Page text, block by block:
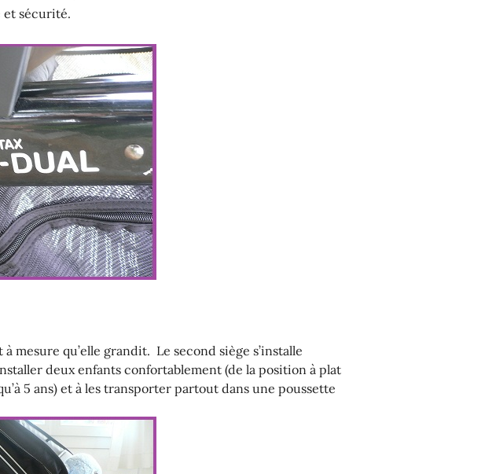
et sécurité.
mesure qu’elle grandit. Le second siège s’installe
deux enfants confortablement (de la position à plat
5 ans) et à les transporter partout dans une poussette